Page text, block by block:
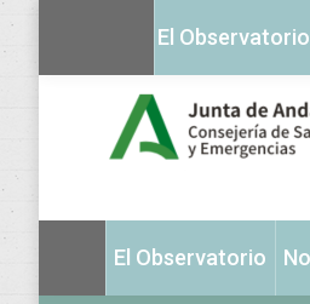
El Observatorio
El Observatorio